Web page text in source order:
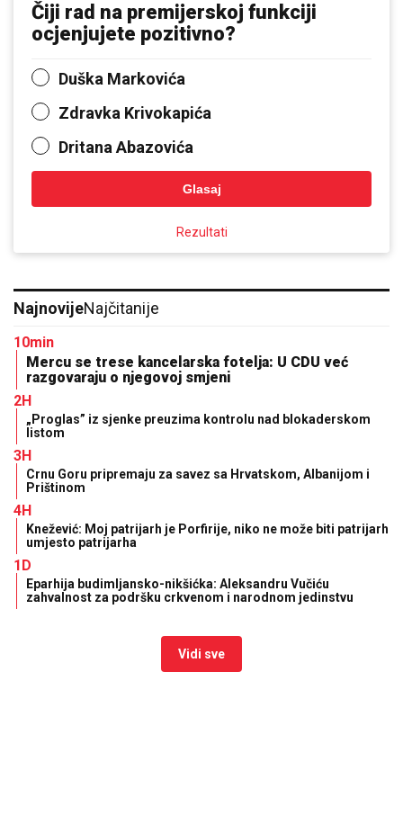
Čiji rad na premijerskoj funkciji
ocjenjujete pozitivno?
Duška Markovića
Zdravka Krivokapića
Dritana Abazovića
Glasaj
Rezultati
NajnovijeNajčitanije
10min
Mercu se trese kancelarska fotelja: U CDU već
razgovaraju o njegovoj smjeni
2H
„Proglas” iz sjenke preuzima kontrolu nad blokaderskom
listom
3H
Crnu Goru pripremaju za savez sa Hrvatskom, Albanijom i
Prištinom
4H
Knežević: Moj patrijarh je Porfirije, niko ne može biti patrijarh
umjesto patrijarha
1D
Eparhija budimljansko-nikšićka: Aleksandru Vučiću
zahvalnost za podršku crkvenom i narodnom jedinstvu
Vidi sve